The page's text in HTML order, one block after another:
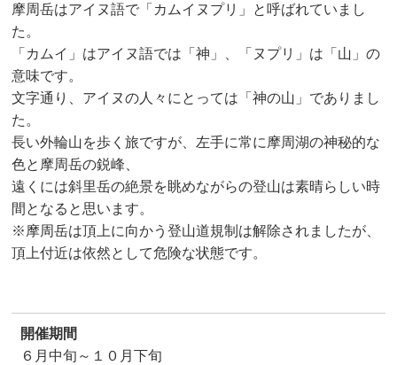
摩周岳はアイヌ語で「カムイヌプリ」と呼ばれていまし
た。
「カムイ」はアイヌ語では「神」、「ヌプリ」は「山」の
意味です。
文字通り、アイヌの人々にとっては「神の山」でありまし
た。
長い外輪山を歩く旅ですが、左手に常に摩周湖の神秘的な
色と摩周岳の鋭峰、
遠くには斜里岳の絶景を眺めながらの登山は素晴らしい時
間となると思います。
※摩周岳は頂上に向かう登山道規制は解除されましたが、
頂上付近は依然として危険な状態です。
開催期間
６月中旬～１０月下旬